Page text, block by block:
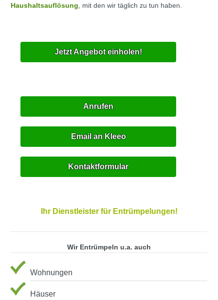
Haushaltsauflösung, mit den wir täglich zu tun haben.
Jetzt Angebot einholen!
Anrufen
Email an Kleeo
Kontaktformular
Ihr Dienstleister für Entrümpelungen!
Wir Entrümpeln u.a. auch
Wohnungen
Häuser